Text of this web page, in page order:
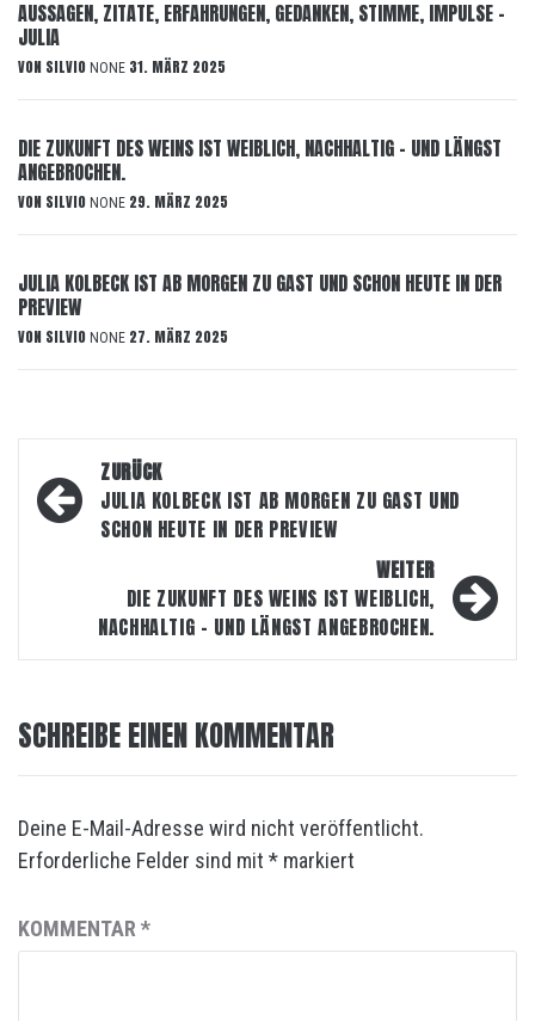
AUSSAGEN, ZITATE, ERFAHRUNGEN, GEDANKEN, STIMME, IMPULSE –
JULIA
VON SILVIO NONE 31. MÄRZ 2025
DIE ZUKUNFT DES WEINS IST WEIBLICH, NACHHALTIG – UND LÄNGST
ANGEBROCHEN.
VON SILVIO NONE 29. MÄRZ 2025
JULIA KOLBECK IST AB MORGEN ZU GAST UND SCHON HEUTE IN DER
PREVIEW
VON SILVIO NONE 27. MÄRZ 2025
Beitragsnavigation
ZURÜCK
JULIA KOLBECK IST AB MORGEN ZU GAST UND
SCHON HEUTE IN DER PREVIEW
WEITER
DIE ZUKUNFT DES WEINS IST WEIBLICH,
NACHHALTIG – UND LÄNGST ANGEBROCHEN.
SCHREIBE EINEN KOMMENTAR
Deine E-Mail-Adresse wird nicht veröffentlicht.
Erforderliche Felder sind mit * markiert
KOMMENTAR*